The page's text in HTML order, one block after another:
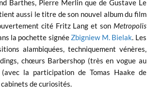
Barthes, Pierre Merlin que de Gustave Le
aussi le titre de son nouvel album du film
cité Fritz Lang et son Metropolis
la pochette signée Zbigniew M. Bielak. Les
alambiquées, techniquement vénères,
chœurs Barbershop (très en vogue au
la participation de Tomas Haake de
de curiosités.